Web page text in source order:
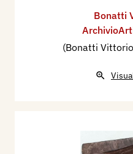
Bonatti
(Bonatti